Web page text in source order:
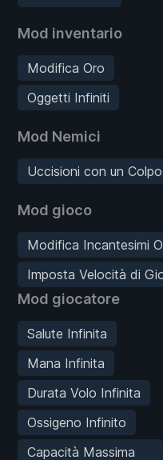
Mod inventario
Modifica Oro
Oggetti Infiniti
Mod Nemici
Uccisioni con un Colpo
Mod gioco
Modifica Incantesimi
Imposta Velocità di
Mod giocatore
Salute Infinita
Mana Infinita
Durata Volo Infinita
Ossigeno Infinito
Capacità Massima